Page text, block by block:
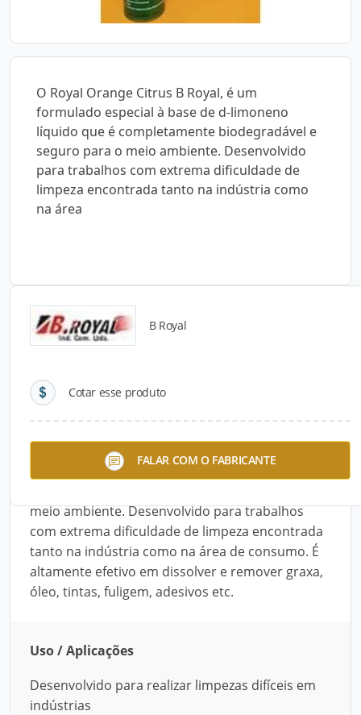
O Royal Orange Citrus B Royal, é um
formulado especial à base de d-limoneno
líquido que é completamente biodegradável e
seguro para o meio ambiente. Desenvolvido
para trabalhos com extrema dificuldade de
limpeza encontrada tanto na indústria como
na área
B Royal
Cotar esse produto
FALAR COM O FABRICANTE
Detalhes do produto
Descrição do Produto
O Royal Orange Citrus B Royal, é um formulado
especial à base de d-limoneno líquido que é
meio ambiente. Desenvolvido para trabalhos
com extrema dificuldade de limpeza encontrada
tanto na indústria como na área de consumo. É
altamente efetivo em dissolver e remover graxa,
óleo, tintas, fuligem, adesivos etc.
Uso / Aplicações
Desenvolvido para realizar limpezas difíceis em
indústrias